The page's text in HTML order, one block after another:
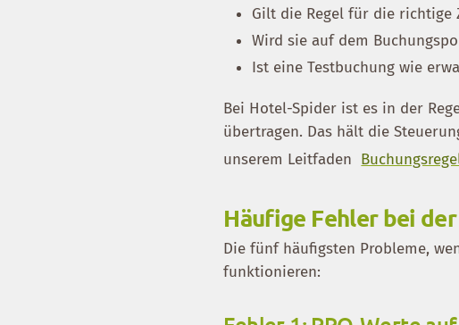
Gilt die Regel für die richtige
Wird sie auf dem
Ist eine Testbuchung wie
Bei Hotel-Spider ist es in der
übertragen. Das hält die
unserem Leitfaden
Häufige Fehler bei
Die fünf häufigsten Probleme,
funktionieren: